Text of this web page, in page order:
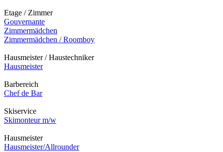
Etage / Zimmer
Gouvernante
Zimmermädchen
Zimmermädchen / Roomboy
Hausmeister / Haustechniker
Hausmeister
Barbereich
Chef de Bar
Skiservice
Skimonteur m/w
Hausmeister
Hausmeister/Allrounder